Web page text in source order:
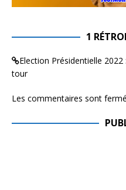
1
Election Présidentielle
tour
Les commentaires sont